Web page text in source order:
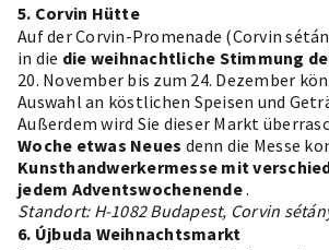
5. Corvin Hütte
Auf der Corvin-Promenade (Corvin
in die die weihnachtliche Stimmung
20. November bis zum 24. Dezember
Auswahl an köstlichen Speisen und
Außerdem wird Sie dieser Markt
Woche etwas Neues denn die Messe
Kunsthandwerkermesse mit
jedem Adventswochenende.
Standort: H-1082 Budapest, Corvin
6. Újbuda Weihnachtsmarkt